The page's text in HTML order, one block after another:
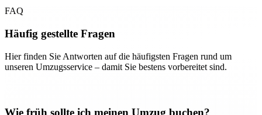
FAQ
Häufig gestellte Fragen
Hier finden Sie Antworten auf die häufigsten Fragen rund um
unseren Umzugsservice – damit Sie bestens vorbereitet sind.
Wie früh sollte ich meinen Umzug buchen?